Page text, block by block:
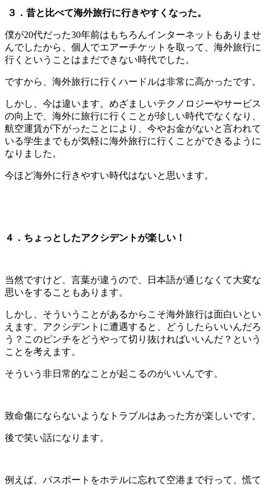
３．昔と比べて海外旅行に行きやすくなった。
僕が20代だった30年前はもちろんインターネットもありませ
んでしたから、個人でエアーチケットを取って、海外旅行に
行くということはまだできない時代でした。
ですから、海外旅行に行くハードルは非常に高かったです。
しかし、今は違います。めざましいテクノロジーやサービス
の向上で、海外に旅行に行くことが珍しい時代でなくなり、
航空運賃が下がったことにより、今やお金がないと言われて
いる学生までもが気軽に海外旅行に行くことができるように
なりました。
今ほど海外に行きやすい時代はないと思います。
４．ちょっとしたアクシデントが楽しい！
当然ですけど、言葉が違うので、日本語が通じなくて大変な
思いをすることもあります。
しかし、そういうことがあるからこそ海外旅行は面白いとい
えます。アクシデントに遭遇すると、どうしたらいいんだろ
う？このピンチをどうやって切り抜ければいいんだ？という
ことを考えます。
そういう非日常的なことが起こるのがいいんです。
致命傷にならないようなトラブルはあった方が楽しいです。
後で笑い話になります。
例えば、パスポートをホテルに忘れて空港まで行って、慌て